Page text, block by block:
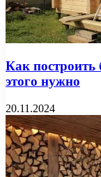
Как
этого нужно
20.11.2024